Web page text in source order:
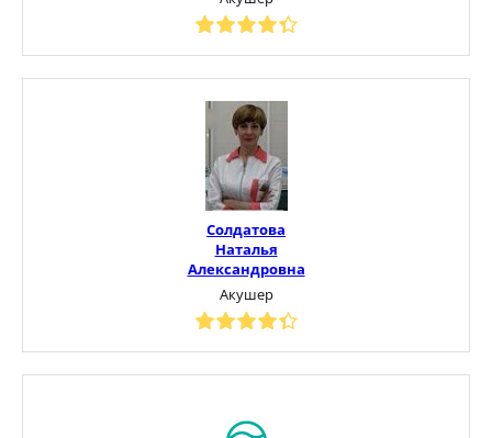
Солдатова
Наталья
Александровна
Акушер